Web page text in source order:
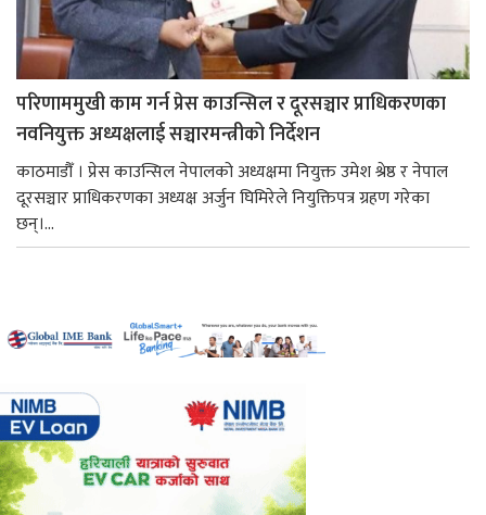
परिणाममुखी काम गर्न प्रेस काउन्सिल र दूरसञ्चार प्राधिकरणका
नवनियुक्त अध्यक्षलाई सञ्चारमन्त्रीको निर्देशन
काठमाडौँ । प्रेस काउन्सिल नेपालको अध्यक्षमा नियुक्त उमेश श्रेष्ठ र नेपाल
दूरसञ्चार प्राधिकरणका अध्यक्ष अर्जुन घिमिरेले नियुक्तिपत्र ग्रहण गरेका
छन्।...